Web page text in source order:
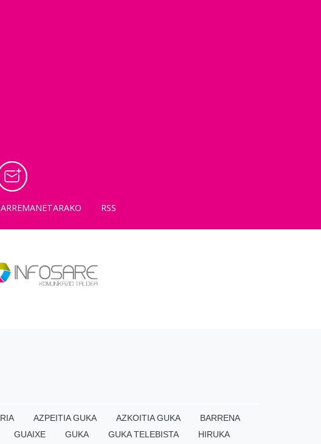
RSS
AZPEITIA GUKA AZKOITIA GUKA
BARRENA
GUAIXE GUKA GUKA TELEBISTA HIRUKA